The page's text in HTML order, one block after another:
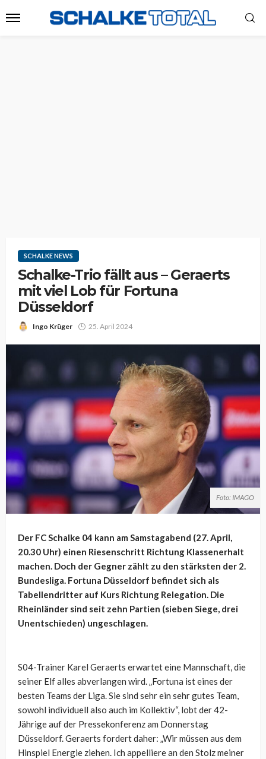
SCHALKE NEWS
Schalke-Trio fällt aus – Geraerts
mit viel Lob für Fortuna
Düsseldorf
Ingo Krüger 25. April 2024
Foto: IMAGO
Der FC Schalke 04 kann am Samstagabend (27. April,
20.30 Uhr) einen Riesenschritt Richtung Klassenerhalt
machen. Doch der Gegner zählt zu den stärksten der 2.
Bundesliga. Fortuna Düsseldorf befindet sich als
Tabellendritter auf Kurs Richtung Relegation. Die
Rheinländer sind seit zehn Partien (sieben Siege, drei
Unentschieden) ungeschlagen.
S04-Trainer Karel Geraerts erwartet eine Mannschaft, die
seiner Elf alles abverlangen wird. „Fortuna ist eines der
besten Teams der Liga. Sie sind sehr ein sehr gutes Team,
sowohl individuell also auch im Kollektiv“, lobt der 42-
Jährige auf der Pressekonferenz am Donnerstag
Düsseldorf. Geraerts fordert daher: „Wir müssen aus dem
Hinspiel Energie ziehen. Ich appelliere an den Stolz meiner